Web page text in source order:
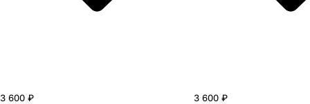
3 600 ₽
3 600 ₽